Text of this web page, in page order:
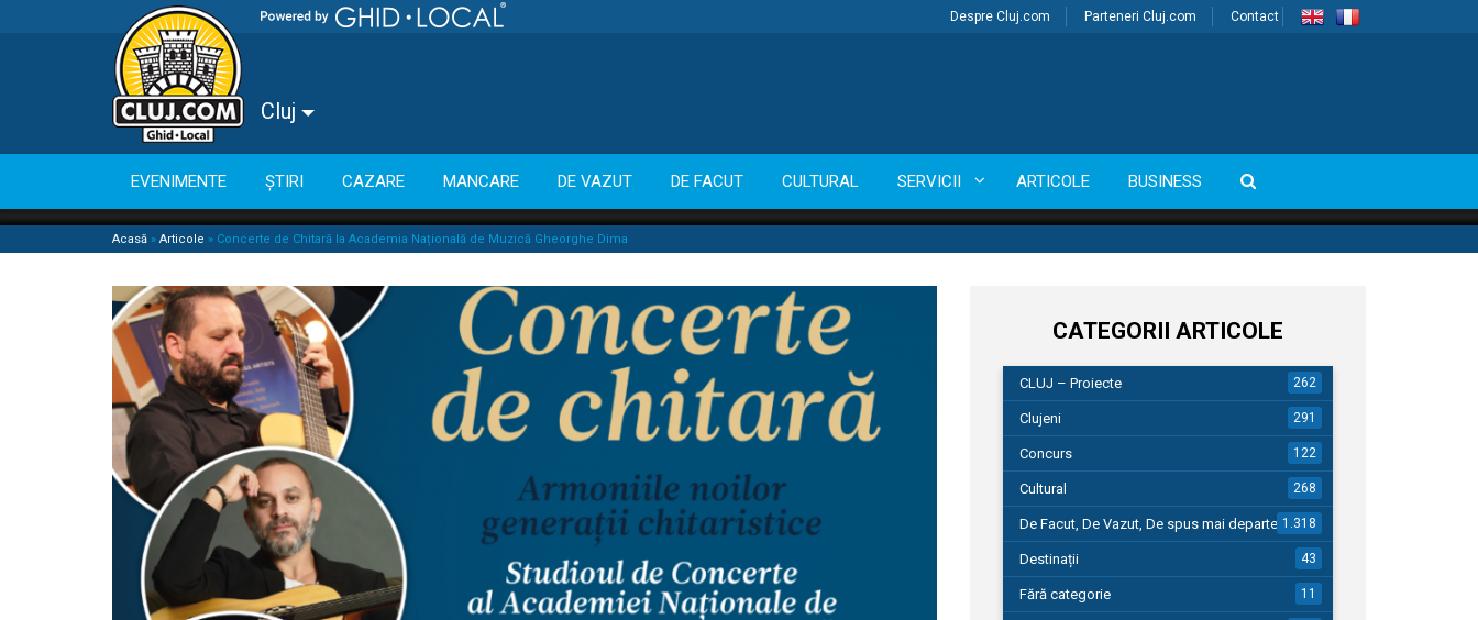
Despre Cluj.com Parteneri Cluj.com Contact
Cluj
EVENIMENTE ȘTIRI CAZARE MANCARE DE VAZUT DE FACUT CULTURAL SERVICII ARTICOLE BUSINESS
Acasă » Articole » Concerte de Chitară la Academia Națională de Muzică Gheorghe Dima
CATEGORII ARTICOLE
CLUJ – Proiecte 262
Clujeni 291
Concurs 122
Cultural 268
De Facut, De Vazut, De spus mai departe…1.318
Destinații 43
Fără categorie 11